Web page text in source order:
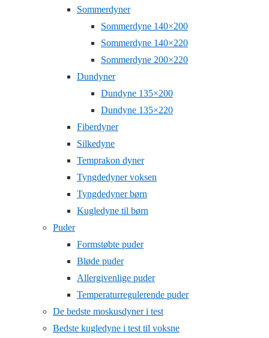
Sommerdyner
Sommerdyne 140×200
Sommerdyne 140×220
Sommerdyne 200×220
Dundyner
Dundyne 135×200
Dundyne 135×220
Fiberdyner
Silkedyne
Temprakon dyner
Tyngdedyner voksen
Tyngdedyner børn
Kugledyne til børn
Puder
Formstøbte puder
Bløde puder
Allergivenlige puder
Temperaturregulerende puder
De bedste moskusdyner i test
Bedste kugledyne i test til voksne